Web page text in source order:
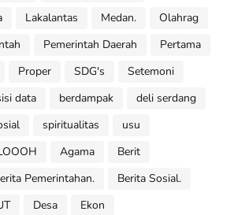
Lakalantas Medan.
Olahrag
Pemerintah Daerah
Pertama
Proper SDG's
Setemoni
data berdampak
deli serdang
spiritualitas
usu
Agama
Berit
Pemerintahan.
Berita Sosial.
Desa
Ekon